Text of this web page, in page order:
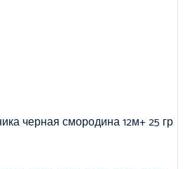
черная смородина 12м+ 25 гр